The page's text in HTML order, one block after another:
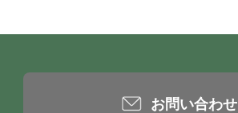
お問い合わせ